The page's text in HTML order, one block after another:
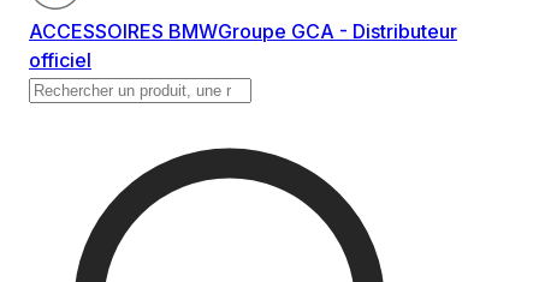
ACCESSOIRES BMWGroupe GCA - Distributeur
officiel